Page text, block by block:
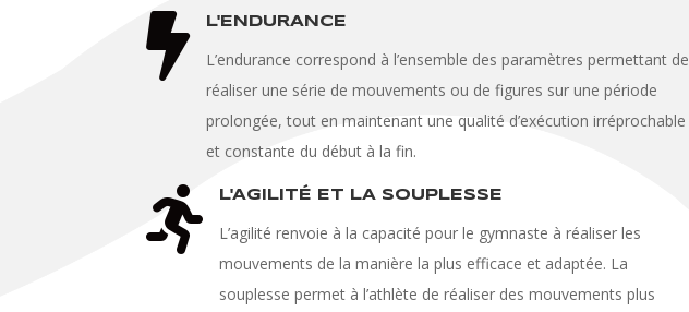
 L'ENDURANCE
L’endurance correspond à l’ensemble des paramètres permettant de
réaliser une série de mouvements ou de figures sur une période
prolongée, tout en maintenant une qualité d’exécution irréprochable
et constante du début à la fin.
 L'AGILITÉ ET LA SOUPLESSE
L’agilité renvoie àla capacité pour le gymnaste à réaliser les
mouvements de la manière la plus efficace et adaptée. La
souplesse permet à l’athlète de réaliser des mouvements plus